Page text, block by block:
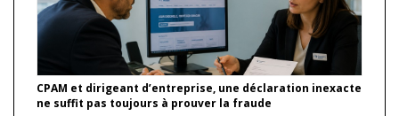
CPAM et dirigeant d’entreprise, une déclaration inexacte
ne suffit pas toujours à prouver la fraude